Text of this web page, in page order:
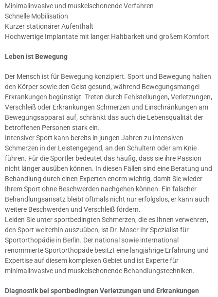
Minimalinvasive und muskelschonende Verfahren
Schnelle Mobilisation
Kurzer stationärer Aufenthalt
Hochwertige Implantate mit langer Haltbarkeit und großem Komfort
Leben ist Bewegung
Der Mensch ist für Bewegung konzipiert. Sport und Bewegung halten
den Körper sowie den Geist gesund, während Bewegungsmangel
Erkrankungen begünstigt. Treten durch Fehlstellungen, Verletzungen,
Verschleiß oder Erkrankungen Schmerzen und Einschränkungen am
Bewegungsapparat auf, schränkt das auch die Lebensqualität der
betroffenen Personen stark ein.
Intensiver Sport kann bereits in jungen Jahren zu intensiven
Schmerzen in der Leistengegend, an den Schultern oder am Knie
führen. Für die Sportler bedeutet das häufig, dass sie ihre Passion
nicht länger ausüben können. In diesen Fällen sind eine Beratung und
Behandlung durch einen Experten enorm wichtig, damit Sie wieder
Ihrem Sport ohne Beschwerden nachgehen können. Ein falscher
Behandlungsansatz bleibt oftmals nicht nur erfolgslos, er kann auch
weitere Beschwerden und Verschleiß fördern.
Leiden Sie unter sportbedingten Schmerzen, die es Ihnen verwehren,
den Sport weiterhin auszuüben, ist Dr. Moser Ihr Spezialist für
Sportorthopädie in Berlin. Der national sowie international
renommierte Sportorthopäde besitzt eine langjährige Erfahrung und
Expertise auf diesem komplexen Gebiet und ist Experte für
minimalinvasive und muskelschonende Behandlungstechniken.
Diagnostik bei sportbedingten Verletzungen und Erkrankungen